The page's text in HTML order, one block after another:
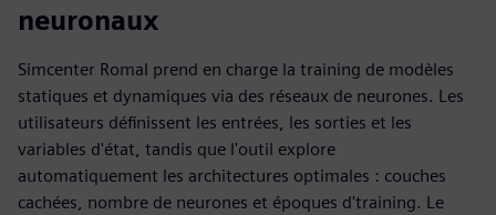
neuronaux
Simcenter RomaI prend en charge la training de modèles
statiques et dynamiques via des réseaux de neurones. Les
utilisateurs définissent les entrées, les sorties et les
variables d'état, tandis que l'outil explore
automatiquement les architectures optimales : couches
cachées, nombre de neurones et époques d'training. Le